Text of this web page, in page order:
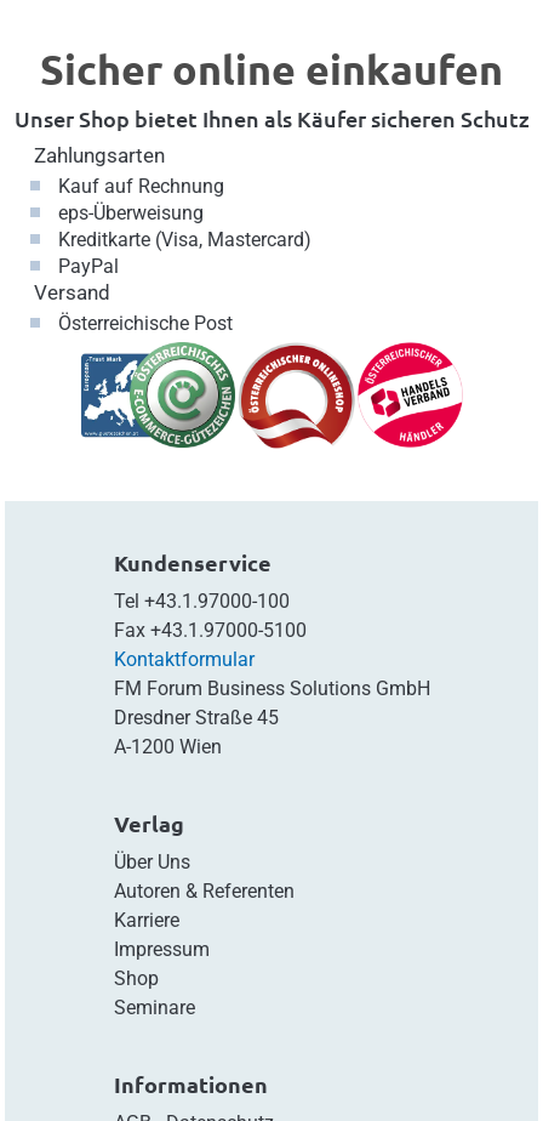
Sicher online einkaufen
Unser Shop bietet Ihnen als Käufer sicheren Schutz
Zahlungsarten
Kauf auf Rechnung
eps-Überweisung
Kreditkarte (Visa, Mastercard)
PayPal
Versand
Österreichische Post
Kundenservice
Tel +43.1.97000-100
Fax +43.1.97000-5100
Kontaktformular
FM Forum Business Solutions GmbH
Dresdner Straße 45
A-1200 Wien
Verlag
Über Uns
Autoren & Referenten
Karriere
Impressum
Shop
Seminare
Informationen